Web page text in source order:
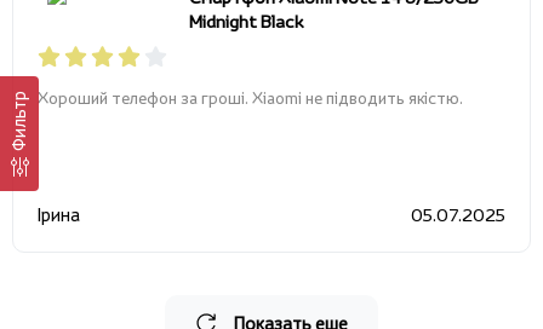
Фильтр
Midnight Black
Хороший телефон за гроші. Xiaomi не підводить якістю.
Ірина 05.07.2025
Показать еще